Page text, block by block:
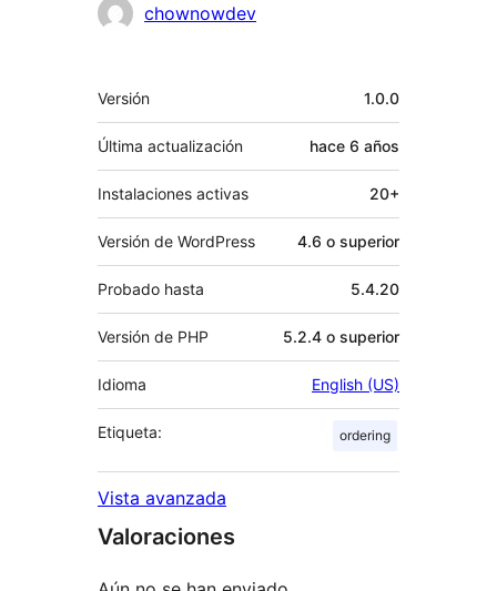
Colaboradores
chownowdev
Meta
Versión 1.0.0
Última actualización hace 6 años
Instalaciones activas 20+
Versión de WordPress 4.6 o superior
Probado hasta 5.4.20
Versión de PHP 5.2.4 o superior
Idioma English (US)
Etiqueta: ordering
Vista avanzada
Valoraciones